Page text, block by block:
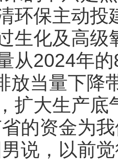
环保主动投
生化及高
从2024年
放当量下降
扩大生产
省的资金为
说，以前